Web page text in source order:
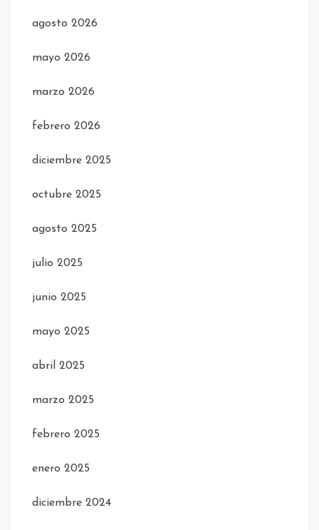
agosto 2026
mayo 2026
marzo 2026
febrero 2026
diciembre 2025
octubre 2025
agosto 2025
julio 2025
junio 2025
mayo 2025
abril 2025
marzo 2025
febrero 2025
enero 2025
diciembre 2024